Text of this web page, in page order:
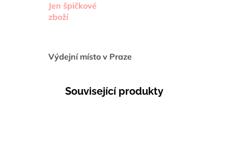
Jen špičkové
zboží
Výdejní místo v Praze
Související produkty